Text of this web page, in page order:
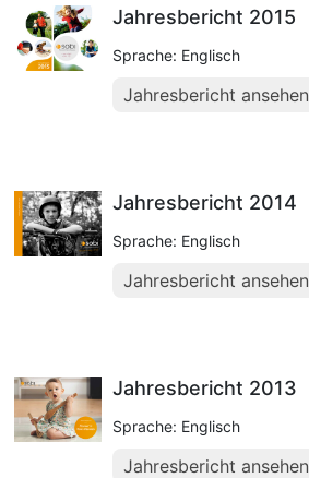
Jahresbericht 2015
Sprache: Englisch
Jahresbericht ansehen
Jahresbericht 2014
Sprache: Englisch
Jahresbericht ansehen
Jahresbericht 2013
Sprache: Englisch
Jahresbericht ansehen